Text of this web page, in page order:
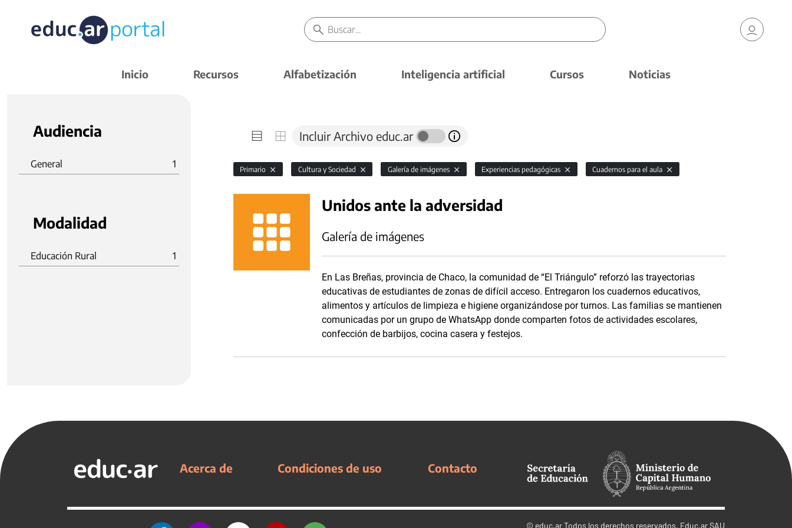
Inicio Recursos Alfabetización Inteligencia artificial Cursos Noticias
Audiencia
General 1
Modalidad
Educación Rural 1
Incluir Archivo educ.ar
Primario Cultura y Sociedad Galería de imágenes Experiencias pedagógicas Cuadernos para el aula
Unidos ante la adversidad
Galería de imágenes
En Las Breñas, provincia de Chaco, la comunidad de “El Triángulo” reforzó las trayectorias
educativas de estudiantes de zonas de difícil acceso. Entregaron los cuadernos educativos,
alimentos y artículos de limpieza e higiene organizándose por turnos. Las familias se mantienen
comunicadas por un grupo de WhatsApp donde comparten fotos de actividades escolares,
confección de barbijos, cocina casera y festejos.
Acerca de Condiciones de uso Contacto
© educ.arTodos los derechos reservados. Educ.ar SAU